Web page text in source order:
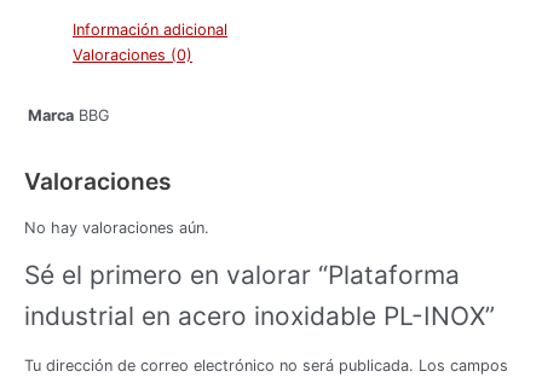
Información adicional
Valoraciones (0)
Marca BBG
Valoraciones
No hay valoraciones aún.
Sé el primero en valorar “Plataforma
industrial en acero inoxidable PL-INOX”
Tu dirección de correo electrónico no será publicada. Los campos